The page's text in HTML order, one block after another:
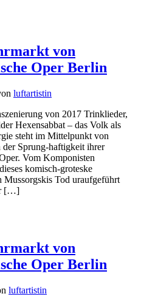
von
Oper Berlin
luftartistin
von 2017 Trinklieder,
Hexensabbat – das Volk als
steht im Mittelpunkt von
Sprung-haftigkeit ihrer
Vom Komponisten
komisch-groteske
Mussorgskis Tod uraufgeführt
[…]
von
Oper Berlin
luftartistin